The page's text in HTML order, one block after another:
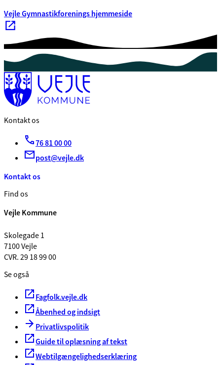
Vejle Gymnastikforenings hjemmeside
Kontakt os
76 81 00 00
post@vejle.dk
Kontakt os
Find os
Vejle Kommune
Skolegade 1
7100 Vejle
CVR. 29 18 99 00
Se også
Fagfolk.vejle.dk
Åbenhed og indsigt
Privatlivspolitik
Guide til oplæsning af tekst
Webtilgængelighedserklæring